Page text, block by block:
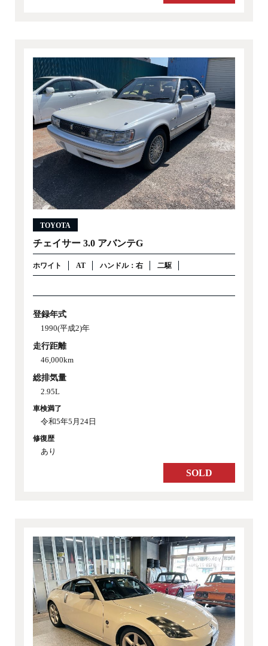
TOYOTA
チェイサー 3.0 アバンテG
ホワイト AT ハンドル：右 二駆
登録年式
1990(平成2)年
走行距離
46,000km
総排気量
2.95L
車検満了
令和5年5月24日
修復歴
あり
SOLD